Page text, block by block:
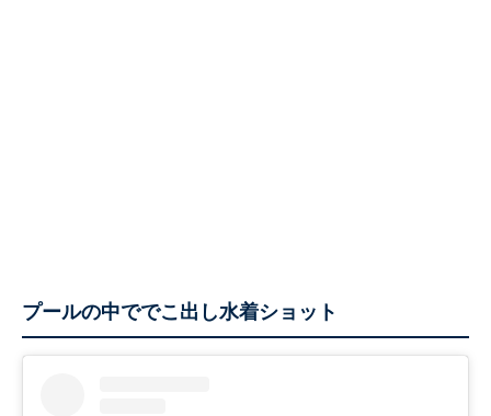
プールの中ででこ出し水着ショット